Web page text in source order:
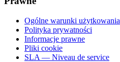
Ogólne warunki użytkowania
Polityka prywatności
Informacje prawne
Pliki cookie
SLA — Niveau de service